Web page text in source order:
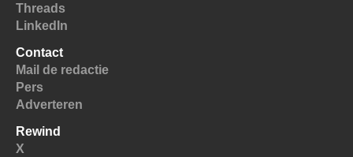
Threads
LinkedIn
Contact
Mail de redactie
Pers
Adverteren
Rewind
X